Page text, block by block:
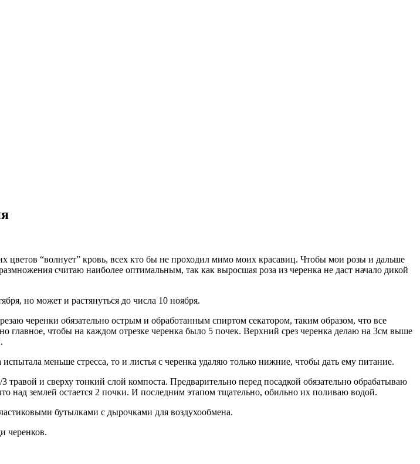
цветов “волнует” кровь, всех кто бы не проходил мимо моих красавиц. Чтобы мои розы и дальше
считаю наиболее оптимальным, так как выросшая роза из черенка не даст начало дикой
но может и растянуться до числа 10 ноября.
черенки обязательно острым и обработанным спиртом секатором, таким образом, что все
главное, чтобы на каждом отрезке черенка было 5 почек. Верхний срез черенка делаю на 3см выше
меньше стресса, то и листья с черенка удаляю только нижние, чтобы дать ему питание.
и сверху тонкий слой компоста. Предварительно перед посадкой обязательно обрабатываю
над землей остается 2 почки. И последним этапом тщательно, обильно их поливаю водой.
бутылками с дырочками для воздухообмена.
черенков.